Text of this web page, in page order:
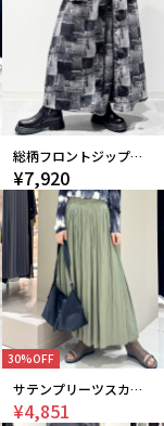
総柄フロントジップ２WAYパンツ
¥7,920
30%OFF
サテンプリーツスカート
¥4,851